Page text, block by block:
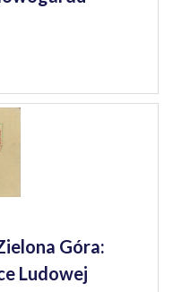
Góra:
Ludowej